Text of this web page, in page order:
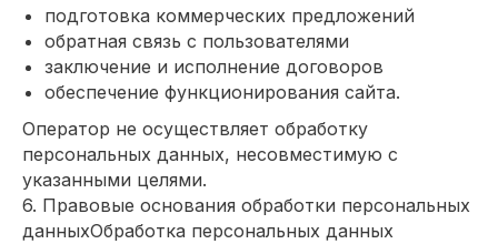
подготовка коммерческих предложений
обратная связь с пользователями
заключение и исполнение договоров
обеспечение функционирования сайта.
Оператор не осуществляет обработку
персональных данных, несовместимую с
указанными целями.
6. Правовые основания обработки персональных
данныхОбработка персональных данных